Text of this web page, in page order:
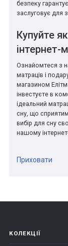
безпеку
заслуговує для
Купуйте
інтернет-
Ознайомтеся з
матраців і
магазином
інвестуєте в
ідеальний
сну, що
вибір для сну
нашому
Приховати
КОЛЕКЦІЇ